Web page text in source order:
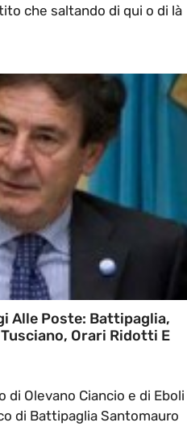
che saltando di qui o di là
Alle Poste: Battipaglia,
Orari Ridotti E
di Olevano Ciancio e di Eboli
di Battipaglia Santomauro